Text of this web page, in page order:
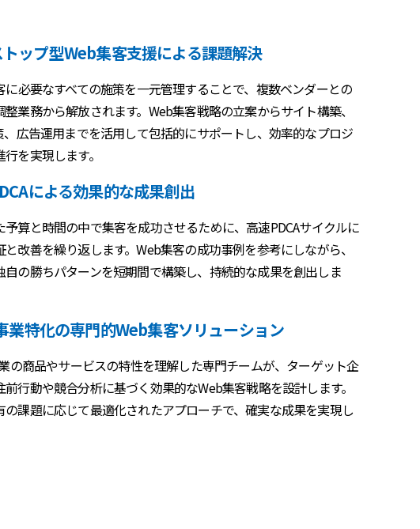
ップ型Web集客支援による課題解決
に必要なすべての施策を一元管理することで、複数ベンダーとの
整業務から解放されます。Web集客戦略の立案からサイト構築、
、広告運用までを活用して包括的にサポートし、効率的なプロジ
を実現します。
による効果的な成果創出
予算と時間の中で集客を成功させるために、高速PDCAサイクルに
と改善を繰り返します。Web集客の成功事例を参考にしながら、
自の勝ちパターンを短期間で構築し、持続的な成果を創出しま
業特化の専門的Web集客ソリューション
の商品やサービスの特性を理解した専門チームが、ターゲット企
前行動や競合分析に基づく効果的なWeb集客戦略を設計します。
の課題に応じて最適化されたアプローチで、確実な成果を実現し